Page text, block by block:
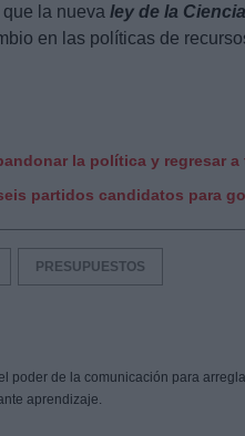
la nueva ley de la Ciencia
en las políticas de
la política y regresar
partidos candidatos para
PRESUPUESTOS
poder de la comunicación para
aprendizaje.